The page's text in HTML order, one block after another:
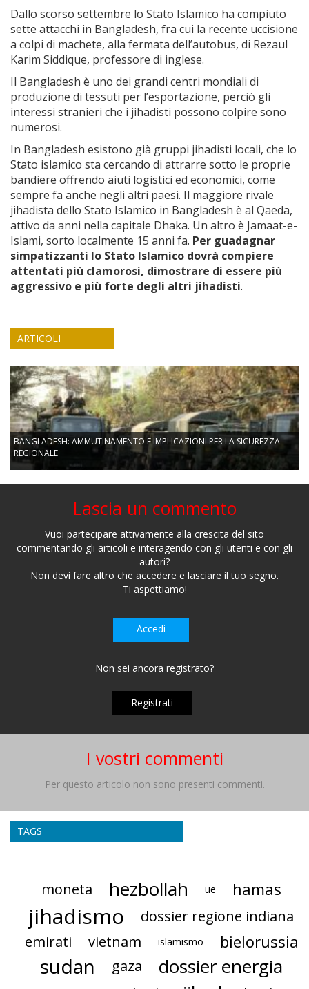
Dallo scorso settembre lo Stato Islamico ha compiuto
sette attacchi in Bangladesh, fra cui la recente uccisione
a colpi di machete, alla fermata dell’autobus, di Rezaul
Karim Siddique, professore di inglese.
Il Bangladesh è uno dei grandi centri mondiali di
produzione di tessuti per l’esportazione, perciò gli
interessi stranieri che i jihadisti possono colpire sono
numerosi.
In Bangladesh esistono già gruppi jihadisti locali, che lo
Stato islamico sta cercando di attrarre sotto le proprie
bandiere offrendo aiuti logistici ed economici, come
sempre fa anche negli altri paesi. Il maggiore rivale
jihadista dello Stato Islamico in Bangladesh è al Qaeda,
attivo da anni nella capitale Dhaka. Un altro è Jamaat-e-
Islami, sorto localmente 15 anni fa. Per guadagnar
simpatizzanti lo Stato Islamico dovrà compiere
attentati più clamorosi, dimostrare di essere più
aggressivo e più forte degli altri jihadisti.
ARTICOLI
BANGLADESH: AMMUTINAMENTO E IMPLICAZIONI PER LA SICUREZZA
REGIONALE
Lascia un commento
Vuoi partecipare attivamente alla crescita del sito
commentando gli articoli e interagendo con gli utenti e con gli
autori?
Non devi fare altro che accedere e lasciare il tuo segno.
Ti aspettiamo!
Accedi
Non sei ancora registrato?
Registrati
I vostri commenti
Per questo articolo non sono presenti commenti.
TAGS
moneta hezbollah ue hamas
jihadismo
dossier regione indiana
emirati
vietnam islamismo bielorussia
sudan gaza dossier energia